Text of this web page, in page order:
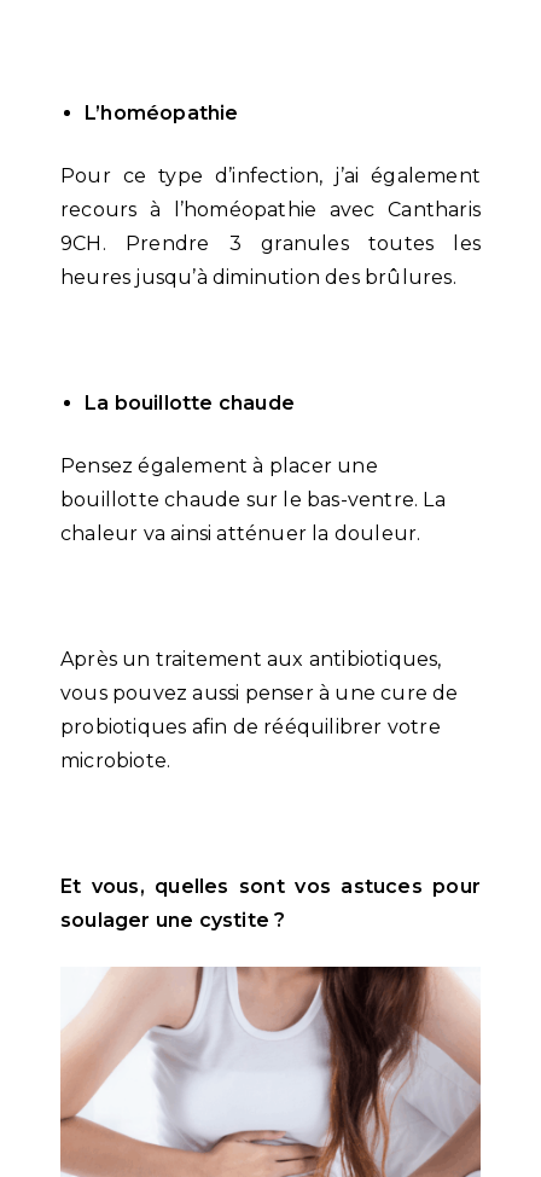
L’homéopathie
Pour ce type d’infection, j’ai également
recours à l’homéopathie avec Cantharis
9CH. Prendre 3 granules toutes les
heures jusqu’à diminution des brûlures.
La bouillotte chaude
Pensez également à placer une
bouillotte chaude sur le bas-ventre. La
chaleur va ainsi atténuer la douleur.
Après un traitement aux antibiotiques,
vous pouvez aussi penser à une cure de
probiotiques afin de rééquilibrer votre
microbiote.
Et vous, quelles sont vos astuces pour
soulager une cystite ?